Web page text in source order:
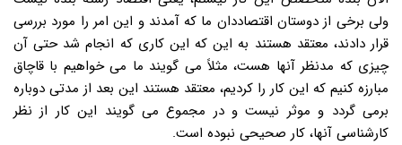
ولی برخی از دوستان اقتصاددان ما که آمدند و این امر را مورد بررسی
قرار دادند، معتقد هستند به این که این کاری که انجام شد حتی آن
چیزی که مدنظر آنها هست، مثلاً می گویند ما می خواهیم با قاچاق
مبارزه کنیم که این کار را کردیم، معتقد هستند این بعد از مدتی دوباره
برمی گردد و موثر نیست و در مجموع می گویند این کار از نظر
کارشناسی آنها، کار صحیحی نبوده است.